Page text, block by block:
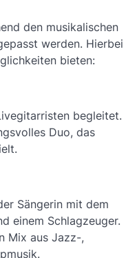
den musikalischen
werden. Hierbei
bieten:
begleitet.
Duo, das
Sängerin mit dem
einem Schlagzeuger.
Mix aus Jazz-,